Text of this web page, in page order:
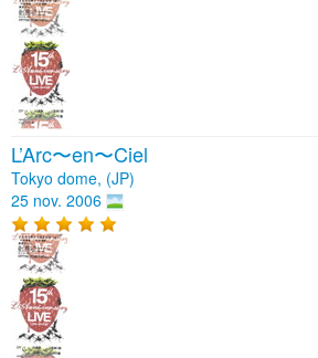
L’Arc〜en〜Ciel
Tokyo dome, (JP)
25 nov. 2006